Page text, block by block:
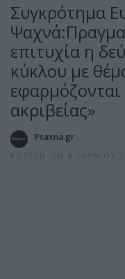
Συγκρότημα
επιτυχία η
κύκλου με
ακριβείας»
Psaxna.gr
POSTED ON 8 ΙΟΥΝΊΟΥ